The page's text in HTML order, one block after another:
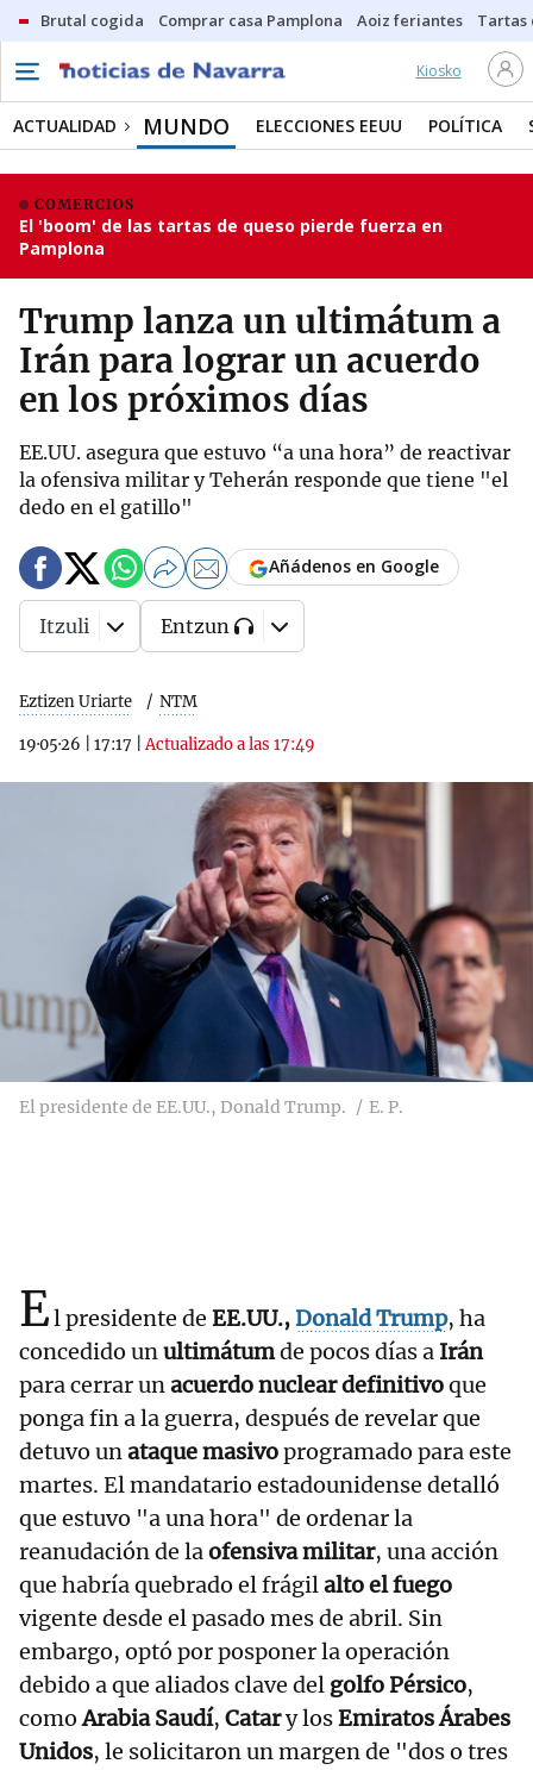
Brutal cogida Comprar casa Pamplona Aoiz feriantes Tartas
Kiosko
ACTUALIDAD MUNDO ELECCIONES EEUU POLÍTICA
COMERCIOS
El 'boom' de las tartas de queso pierde fuerza en
Pamplona
Trump lanza un ultimátum a
Irán para lograr un acuerdo
en los próximos días
EE.UU. asegura que estuvo “a una hora” de reactivar
la ofensiva militar y Teherán responde que tiene "el
dedo en el gatillo"
Eztizen Uriarte NTM
19·05·26 17:17 |Actualizado a las 17:49
Añádenos en Google
Itzuli Entzun
El presidente de EE.UU., Donald Trump. E. P.
El presidente de EE.UU.,Donald Trump, ha
concedido unultimátumde pocos días a Irán
para cerrar unacuerdo nuclear definitivoque
ponga fin a la guerra, después de revelar que
detuvo unataque masivoprogramado para este
martes. El mandatario estadounidense detalló
que estuvo "a una hora" de ordenar la
reanudación de laofensiva militar, una acción
que habría quebrado el frágilalto el fuego
vigente desde el pasado mes de abril. Sin
embargo, optó por posponer la operación
debido a que aliados clave del golfo Pérsico,
comoArabia Saudí, Catary losEmiratos Árabes
Unidos, le solicitaron un margen de "dos o tres